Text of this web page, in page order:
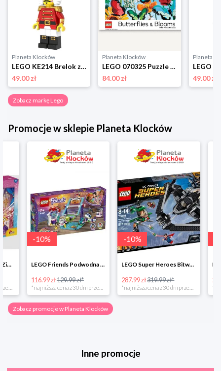
Planeta Klocków
LEGO KE214 Brelok z latarką Dziadek do orzechów Lego
49.00 zł
Planeta Klocków
LEGO 070325 Puzzle Butterflies & Blooms (1000 elementów) Lego
84.00 zł
Planeta
49.00 zł
Zobacz markę Lego
Promocje w sklepie Planeta Klocków
-
LEGO Friends Podwodna Frajda w super cenie
116.99 zł129.99 zł*
*najniższa cena z 30 dni przed obniżką
LEGO Super Heroes Bitwa powietrzna w super cenie
287.99 zł319.99 zł*
*najniższa cena z 30 dni przed obniżką
-10
202.49 zł
Zobacz promocje w Planeta Klocków
Inne promocje